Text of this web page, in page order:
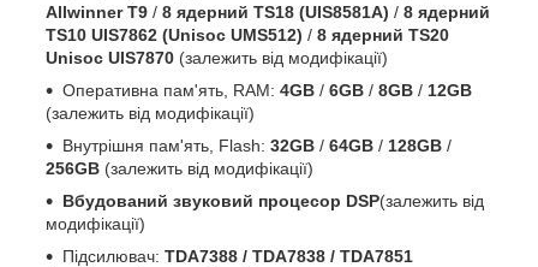
Allwinner T9 / 8 ядерний TS18 (UIS8581A) / 8 ядерний
TS10 UIS7862 (Unisoc UMS512) / 8 ядерний TS20
Unisoc UIS7870 (залежить від модифікації)
Оперативна пам'ять, RAM: 4GB / 6GB / 8GB / 12GB
(залежить від модифікації)
Внутрішня пам'ять, Flash: 32GB / 64GB / 128GB /
256GB (залежить від модифікації)
Вбудований звуковий процесор DSP(залежить від
модифікації)
Підсилювач: TDA7388 / TDA7838 / TDA7851